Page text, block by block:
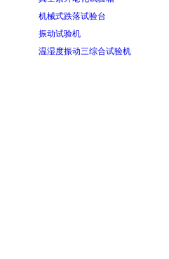
机械式跌落试验台
振动试验机
温湿度振动三综合试验机